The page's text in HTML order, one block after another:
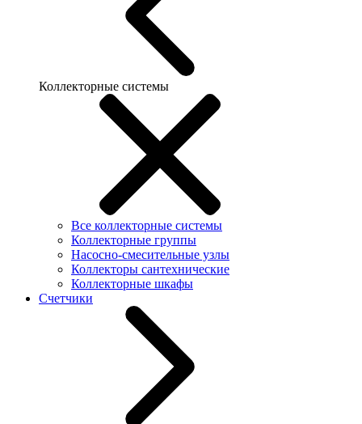
Коллекторные системы
Все коллекторные системы
Коллекторные группы
Насосно-смесительные узлы
Коллекторы сантехнические
Коллекторные шкафы
Счетчики